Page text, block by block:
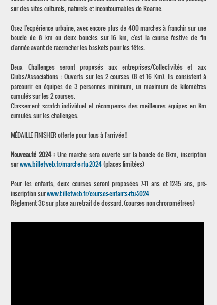
sur des sites culturels, naturels et incontournables de Roanne.
Osez l'expérience urbaine, avec encore plus de 400 marches à franchir sur une
boucle de 8 km ou deux boucles sur 16 km, c'est la course festive de fin
d'année avant de raccrocher les baskets pour les fêtes.
Deux Challenges seront proposés aux entreprises/Collectivités et aux
Clubs/Associations : Ouverts sur les 2 courses (8 et 16 Km). Ils consistent à
parcourir en équipes de 3 personnes minimum, un maximum de kilomètres
cumulés sur les 2 courses.
Classement scratch individuel et récompense des meilleures équipes en Km
cumulés. sur les challenges.
MÉDAILLE FINISHER offerte pour tous à l'arrivée !!
Nouveauté 2024 : Une marche sera ouverte sur la boucle de 8km, inscription
surwww.billetweb.fr/marche-rtu-2024(places limitées)
Pour les enfants, deux courses seront proposées 7-11 ans et 12-15 ans, pré-
inscription surwww.billetweb.fr/courses-enfants-rtu-2024
Réglement 3€ sur place au retrait de dossard. (courses non chronométrées)